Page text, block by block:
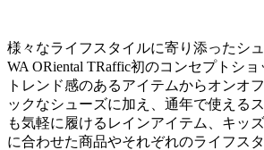
様々なライフスタイルに寄り添ったシ
WA ORiental TRaffic初のコンセプトショ
トレンド感のあるアイテムからオンオ
ックなシューズに加え、通年で使える
も気軽に履けるレインアイテム、キッ
に合わせた商品やそれぞれのライフス